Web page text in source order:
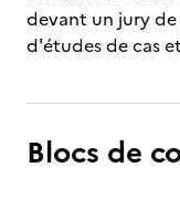
devant un jury
d'études de cas
Blocs de